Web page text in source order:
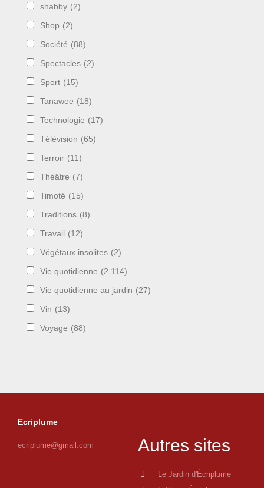
shabby (2)
Shop (2)
Société (88)
Spectacles (2)
Sport (15)
Tanawee (18)
Technologie (17)
Télévision (65)
Terroir (11)
Théâtre (7)
Timoté (15)
Traditions (8)
Travail (12)
Végétaux insolites (2)
Vie quotidienne (2 114)
Vie quotidienne au jardin (27)
Vin (13)
Voyage (88)
Ecriplume
ecriplume@gmail.com Autres sites
Le Jardin d'Écriplume